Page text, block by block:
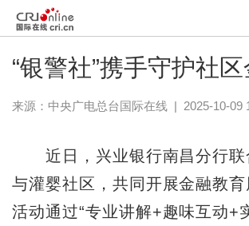
“银警社”携手守护社
来源：中央广电总台国际在线| 2025-10-09
近日，兴业银行南昌分行联
与灌婴社区，共同开展金融教育
活动通过“专业讲解+趣味互动+